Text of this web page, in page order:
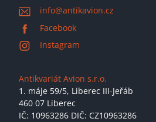
info@antikavion.cz
Facebook
Instagram
Antikvariát Avion s.r.o.
1. máje 59/5, Liberec III-Jeřáb
460 07 Liberec
IČ: 10963286 DIČ: CZ10963286